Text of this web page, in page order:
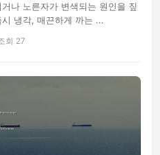
나 노른자가 변색되는 원인을 짚
냉각, 매끈하게 까는 ...
회 27